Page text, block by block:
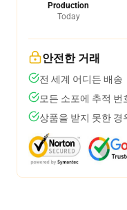
Production
Today
안전한 거래
전 세계 어디든 배송
모든 소포에 추적 번
상품을 받지 못한 경